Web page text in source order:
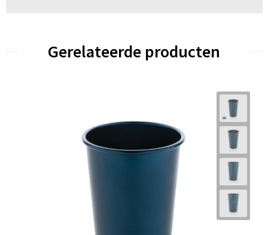
Gerelateerde producten